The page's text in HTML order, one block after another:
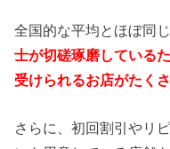
全国的な平均とほぼ同
士が切磋琢磨している
受けられるお店がたく
さらに、初回割引やリ